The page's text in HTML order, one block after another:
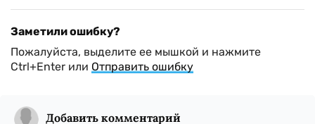
Заметили ошибку?
Пожалуйста, выделите ее мышкой и нажмите
Ctrl+Enter или Отправить ошибку
Добавить комментарий